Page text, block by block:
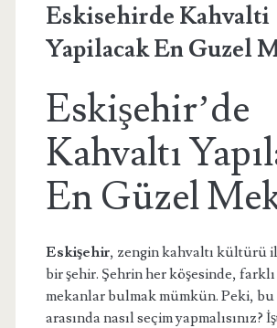
Eskisehirde Kahvalti
Yapilacak En Guzel
Eskişehir’de
Kahvaltı
En Güzel
Eskişehir, zengin kahvaltı kültürü
bir şehir. Şehrin her köşesinde,
mekanlar bulmak mümkün. Peki,
arasında nasıl seçim yapmalısınız?